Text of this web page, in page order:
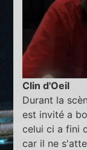
Clin d'Oeil
Durant la
est invité a
celui ci a fini
car il ne